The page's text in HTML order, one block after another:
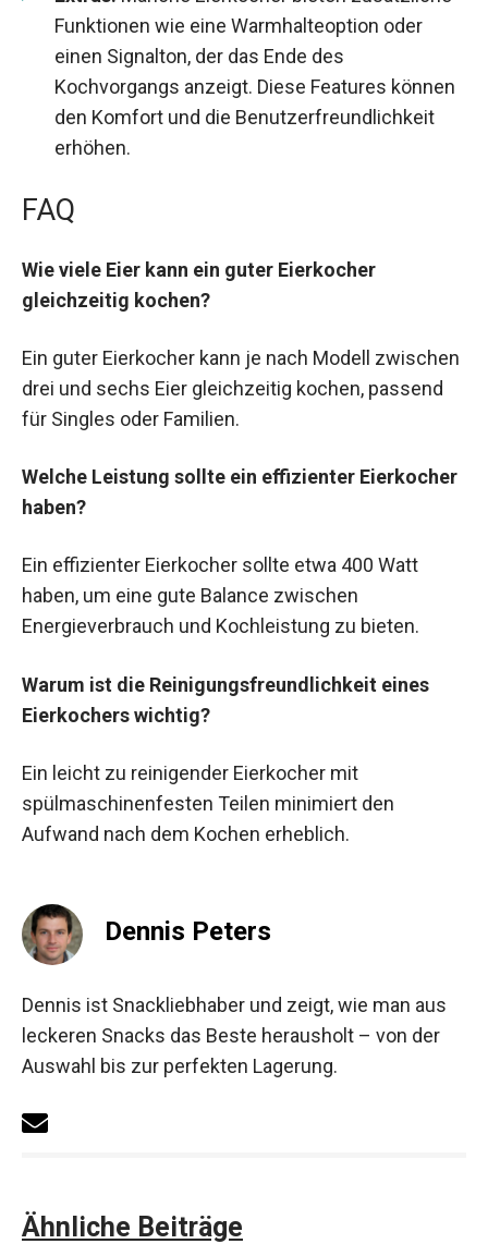
Funktionen wie eine Warmhalteoption oder
einen Signalton, der das Ende des
Kochvorgangs anzeigt. Diese Features können
den Komfort und die Benutzerfreundlichkeit
erhöhen.
FAQ
Wie viele Eier kann ein guter Eierkocher
gleichzeitig kochen?
Ein guter Eierkocher kann je nach Modell zwischen
drei und sechs Eier gleichzeitig kochen, passend
für Singles oder Familien.
Welche Leistung sollte ein effizienter Eierkocher
haben?
Ein effizienter Eierkocher sollte etwa 400 Watt
haben, um eine gute Balance zwischen
Energieverbrauch und Kochleistung zu bieten.
Warum ist die Reinigungsfreundlichkeit eines
Eierkochers wichtig?
Ein leicht zu reinigender Eierkocher mit
spülmaschinenfesten Teilen minimiert den
Aufwand nach dem Kochen erheblich.
Dennis Peters
Dennis ist Snackliebhaber und zeigt, wie man aus
leckeren Snacks das Beste herausholt – von der
Auswahl bis zur perfekten Lagerung.
Ähnliche Beiträge